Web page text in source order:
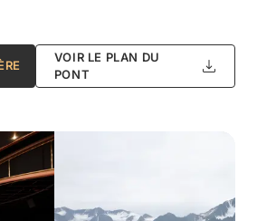
VOIR LE PLAN DU
PONT